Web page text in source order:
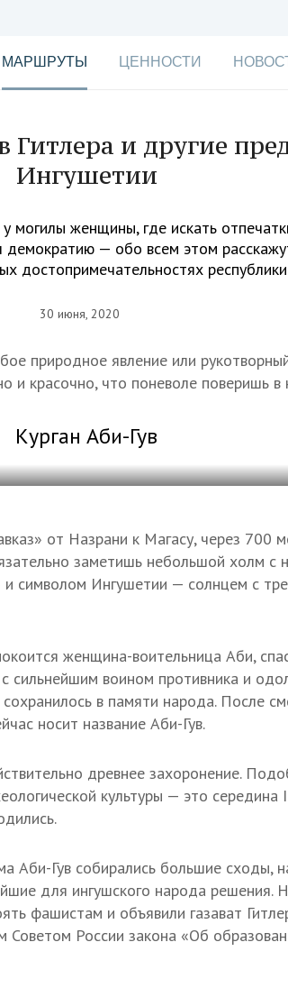
МАРШРУТЫ ЦЕННОСТИ
Гитлера и другие
Ингушетии
могилы женщины, где искать
демократию — обо всем этом
достопримечательностях республики
30 июня, 2020
природное явление или
и красочно, что поневоле поверишь в
Курган Аби-Гув
от Назрани к Магасу, через 700
заметишь небольшой холм с
символом Ингушетии — солнцем с
женщина-воительница Аби,
сильнейшим воином противника и
в памяти народа. После
носит название Аби-Гув.
древнее захоронение.
культуры — это середина
Аби-Гув собирались большие сходы,
для ингушского народа решения.
фашистам и объявили газават
России закона «Об